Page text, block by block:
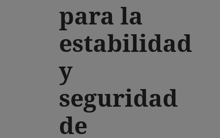
para la
estabilidad
y
seguridad
de